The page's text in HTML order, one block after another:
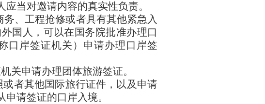
当对邀请内容的真实性负责。
、工程抢修或者具有其他紧急入
国人，可以在国务院批准办理口
口岸签证机关）申请办理口岸签
关申请办理团体旅游签证。
者其他国际旅行证件，以及申请
请签证的口岸入境。